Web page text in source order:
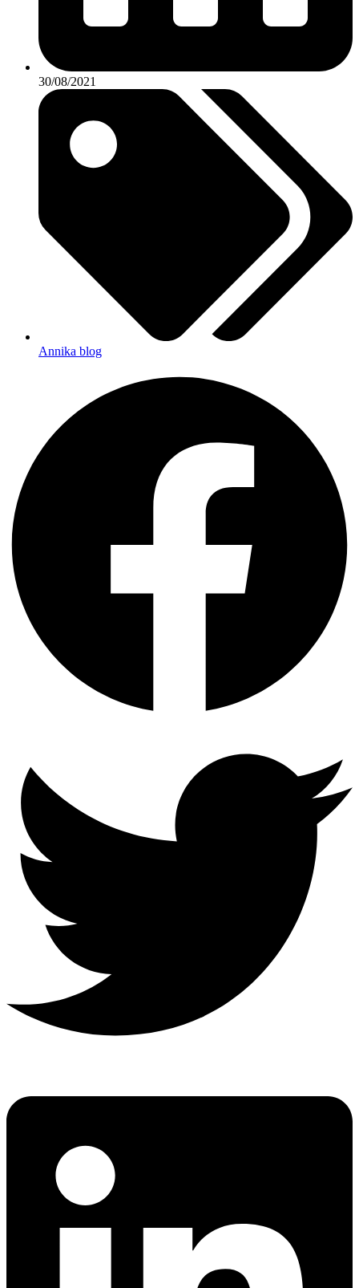
30/08/2021
Annika blog